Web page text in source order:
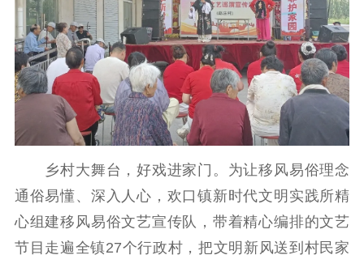
精品生产 文化惠民
文化传承
文化交流
体制改革
文化产业
紫金文化艺术节
品牌活动 紫艺舞台
精神文明
先进典型
社会宣传
乡村大舞台，好戏进家门。为让移风易俗理念
通俗易懂、深入人心，欢口镇新时代文明实践所精
心组建移风易俗文艺宣传队，带着精心编排的文艺
节目走遍全镇27个行政村，把文明新风送到村民家